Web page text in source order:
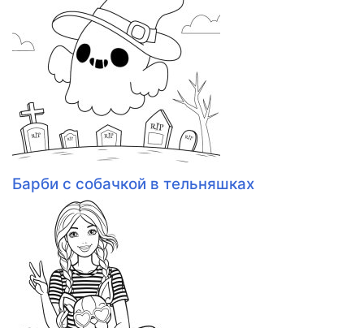
Барби с собачкой в тельняшках